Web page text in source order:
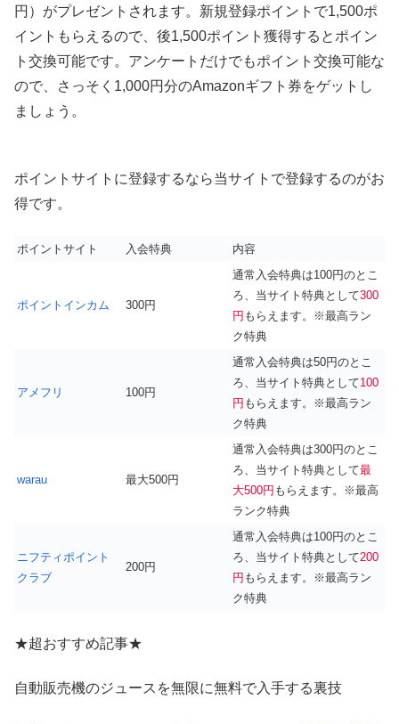
円）がプレゼントされます。新規登録ポイントで1,500ポ
イントもらえるので、後1,500ポイント獲得するとポイン
ト交換可能です。アンケートだけでもポイント交換可能な
ので、さっそく1,000円分のAmazonギフト券をゲットし
ましょう。
ポイントサイトに登録するなら当サイトで登録するのがお
得です。
ポイントサイト 入会特典 内容
ポイントインカム 300円
通常入会特典は100円のとこ
ろ、当サイト特典として300
円 もらえます。※最高ラン
ク特典
アメフリ 100円
通常入会特典は50円のとこ
ろ、当サイト特典として100
円 もらえます。※最高ラン
ク特典
warau 最大500円
通常入会特典は300円のとこ
ろ、当サイト特典として最
大500円 もらえます。※最高
ランク特典
ニフティポイント
クラブ
200円
通常入会特典は100円のとこ
ろ、当サイト特典として200
円 もらえます。※最高ラン
ク特典
★超おすすめ記事★
自動販売機のジュースを無限に無料で入手する裏技